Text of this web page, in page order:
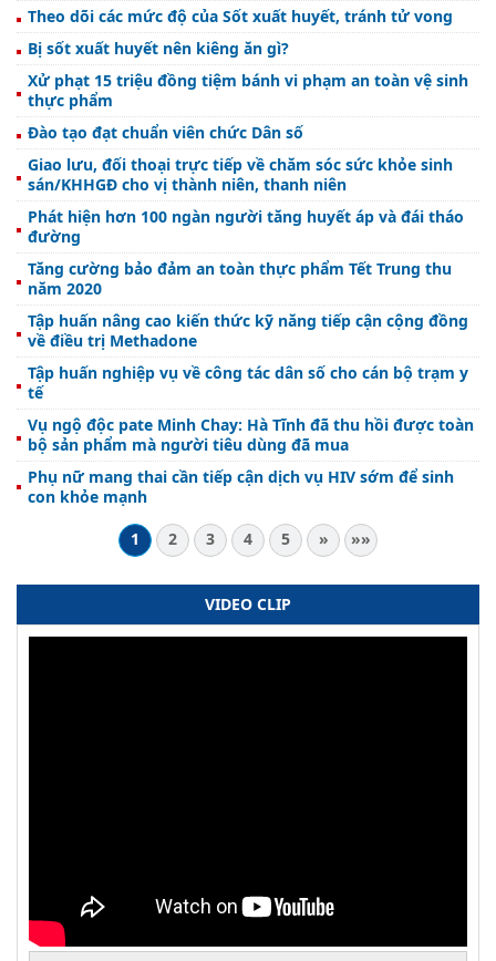
Theo dõi các mức độ của Sốt xuất huyết, tránh tử vong
Bị sốt xuất huyết nên kiêng ăn gì?
Xử phạt 15 triệu đồng tiệm bánh vi phạm an toàn vệ sinh
thực phẩm
Đào tạo đạt chuẩn viên chức Dân số
Giao lưu, đối thoại trực tiếp về chăm sóc sức khỏe sinh
sán/KHHGĐ cho vị thành niên, thanh niên
Phát hiện hơn 100 ngàn người tăng huyết áp và đái tháo
đường
Tăng cường bảo đảm an toàn thực phẩm Tết Trung thu
năm 2020
Tập huấn nâng cao kiến thức kỹ năng tiếp cận cộng đồng
về điều trị Methadone
Tập huấn nghiệp vụ về công tác dân số cho cán bộ trạm y
tế
Vụ ngộ độc pate Minh Chay: Hà Tĩnh đã thu hồi được toàn
bộ sản phẩm mà người tiêu dùng đã mua
Phụ nữ mang thai cần tiếp cận dịch vụ HIV sớm để sinh
con khỏe mạnh
1
2 3 4 5 » »»
VIDEO CLIP